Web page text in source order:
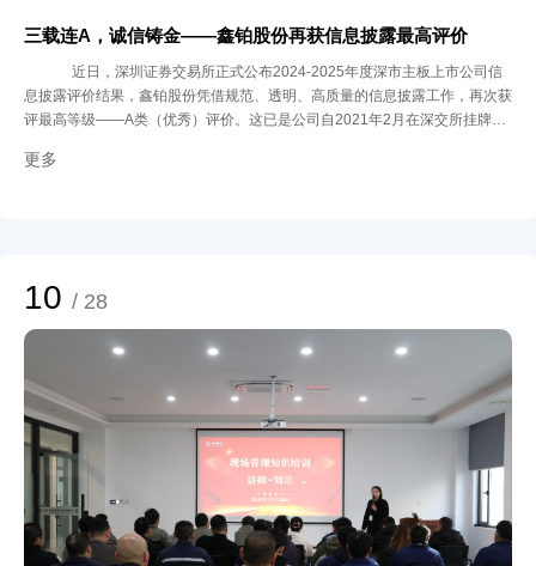
三载连A，诚信铸金——鑫铂股份再获信息披露最高评价
近日，深圳证券交易所正式公布2024-2025年度深市主板上市公司信
息披露评价结果，鑫铂股份凭借规范、透明、高质量的信息披露工作，再次获
评最高等级——A类（优秀）评价。这已是公司自2021年2月在深交所挂牌上
资者关系管理方面持续保持的高水准，也进一步彰显了资本市场对鑫铂股份诚
力明证。 鑫铂始终将信息披露工作视为公司治理的生命线，力求建立一套科
学、规范、高效的信息披露管理体系：严格遵循深交所信息披露相关规定，确
保公告内容真实、准确、完整，不存在虚假记载、误导性陈述或重大遗漏；通
过多种渠道与投资者保持良性互动，及时回应市场关切，公平保障所有投资者
的知情权；不断完善信息披露内部管理制度，加强相关人员培训，提升业务水
平。 连续三年获得信息披露A类评价，是监管机构及资本市场对鑫铂股份的认
可与鼓励，公司将以此为契机，持续深化信息披露制度建设，不断提升公司治
理的规范化、透明化水平，致力于成为投资者心中值得信赖与依靠的优质企
业。
更多
10 / 28